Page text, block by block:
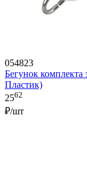
054823
Бегунок
Пластик)
2562
₽/шт